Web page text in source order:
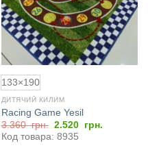
133×190
ДИТЯЧИЙ КИЛИМ
Racing Game Yesil
3.360грн. Оригінальна
ціна:
3.360
2.520 грн.
Код товара: 8935